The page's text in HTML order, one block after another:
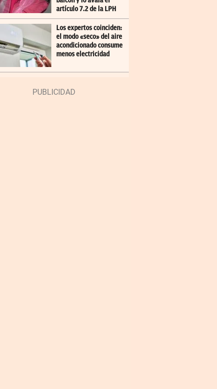
artículo 7.2 de la LPH
Los expertos coinciden:
el modo «seco» del aire
acondicionado consume
menos electricidad